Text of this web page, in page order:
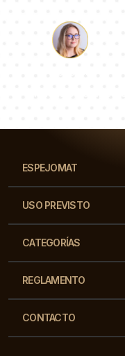
ESPEJOMAT
USO PREVISTO
CATEGORÍAS
REGLAMENTO
CONTACTO